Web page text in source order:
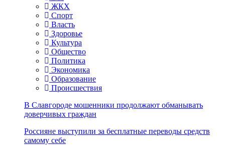
ЖКХ
Спорт
Власть
Здоровье
Культура
Общество
Политика
Экономика
Образование
Происшествия
В Славгороде мошенники продолжают обманывать
доверчивых граждан
Россияне выступили за бесплатные переводы средств
самому себе